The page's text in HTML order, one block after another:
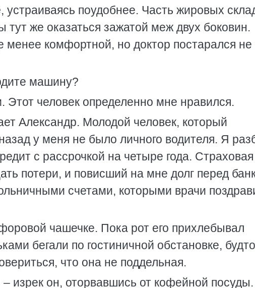
устраиваясь поудобнее. Часть жировых
тут же оказаться зажатой меж двух боковин.
комфортной, но доктор постарался не
машину?
Этот человек определенно мне нравился.
Александр. Молодой человек, который
у меня не было личного водителя. Я
с рассрочкой на четыре года. Страховая
потери, и повисший на мне долг перед
счетами, которыми врачи
чашечке. Пока рот его прихлебывал
бегали по гостиничной обстановке, будто
что она не поддельная.
изрек он, оторвавшись от кофейной посуды.